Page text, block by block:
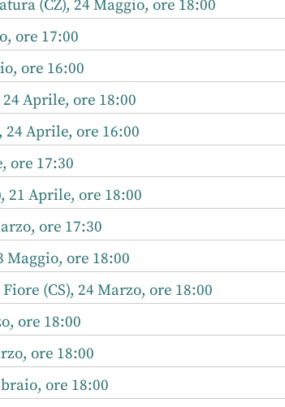
(CZ), 24 Maggio, ore 18:00
ore 17:00
ore 16:00
Aprile, ore 18:00
24 Aprile, ore 16:00
ore 17:30
21 Aprile, ore 18:00
ore 17:30
Maggio, ore 18:00
(CS), 24 Marzo, ore 18:00
ore 18:00
ore 18:00
ore 18:00